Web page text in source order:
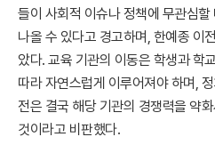
들이 사회적 이슈나 정책에 무관심할
나올 수 있다고 경고하며, 한예종 이
았다. 교육 기관의 이동은 학생과 학
따라 자연스럽게 이루어져야 하며,
전은 결국 해당 기관의 경쟁력을 약
것이라고 비판했다.